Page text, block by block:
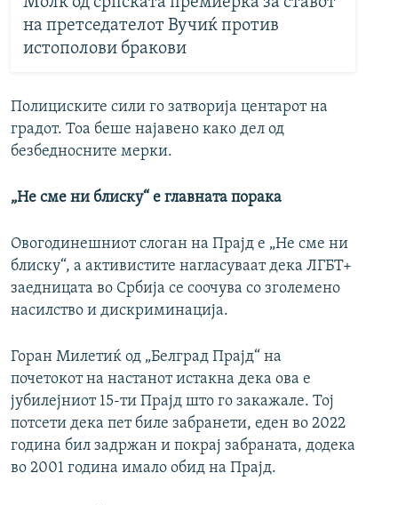
на претседателот Вучиќ против
истополови бракови
Полициските сили го затворија центарот на
градот. Тоа беше најавено како дел од
безбедносните мерки.
„Не сме ни блиску“ е главната порака
Овогодинешниот слоган на Прајд е „Не сме ни
блиску“, а активистите нагласуваат дека ЛГБТ+
заедницата во Србија се соочува со зголемено
насилство и дискриминација.
Горан Милетиќ од „Белград Прајд“ на
почетокот на настанот истакна дека ова е
јубилејниот 15-ти Прајд што го закажале. Тој
потсети дека пет биле забранети, еден во 2022
година бил задржан и покрај забраната, додека
во 2001 година имало обид на Прајд.